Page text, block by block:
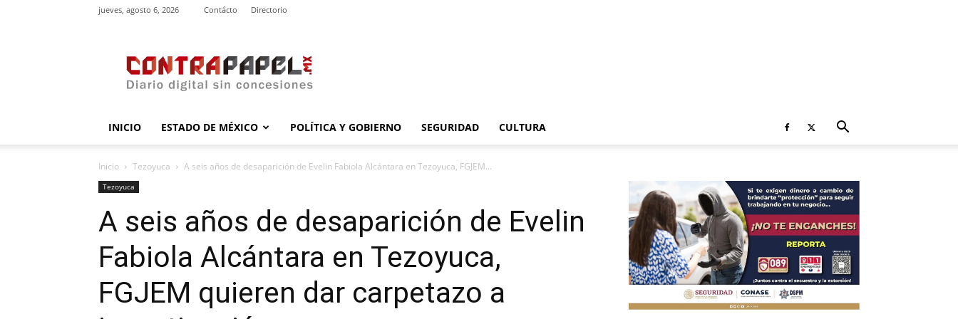
jueves, agosto 6, 2026 Contácto Directorio
INICIO ESTADO DE MÉXICO POLÍTICA Y GOBIERNO SEGURIDAD CULTURA
Inicio Tezoyuca A seis años de desaparición de Evelin Fabiola Alcántara en Tezoyuca, FGJEM...
Tezoyuca
A seis años de desaparición de Evelin
Fabiola Alcántara en Tezoyuca,
FGJEM quieren dar carpetazo a